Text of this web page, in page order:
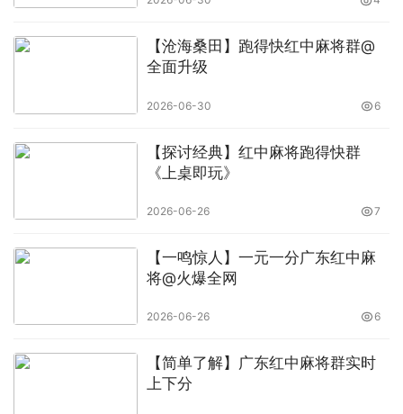
【沧海桑田】跑得快红中麻将群@
全面升级
2026-06-30 6
【探讨经典】红中麻将跑得快群
《上桌即玩》
2026-06-26 7
【一鸣惊人】一元一分广东红中麻
将@火爆全网
2026-06-26 6
【简单了解】广东红中麻将群实时
上下分